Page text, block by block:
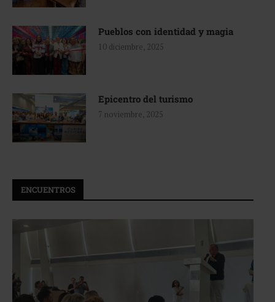
Pueblos con identidad y magia
10 diciembre, 2025
Epicentro del turismo
7 noviembre, 2025
ENCUENTROS